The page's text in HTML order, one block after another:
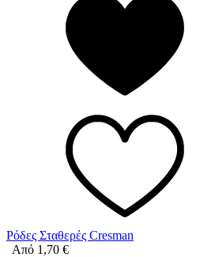
Ρόδες Σταθερές Cresman
Από 1,70 €